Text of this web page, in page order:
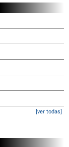
[ver todas]